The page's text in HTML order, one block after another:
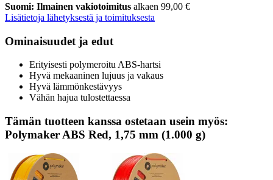
Suomi: Ilmainen vakiotoimitus alkaen 99,00 €
Lisätietoja lähetyksestä ja toimituksesta
Ominaisuudet ja edut
Erityisesti polymeroitu ABS-hartsi
Hyvä mekaaninen lujuus ja vakaus
Hyvä lämmönkestävyys
Vähän hajua tulostettaessa
Tämän tuotteen kanssa ostetaan usein myös:
Polymaker ABS Red, 1,75 mm (1.000 g)